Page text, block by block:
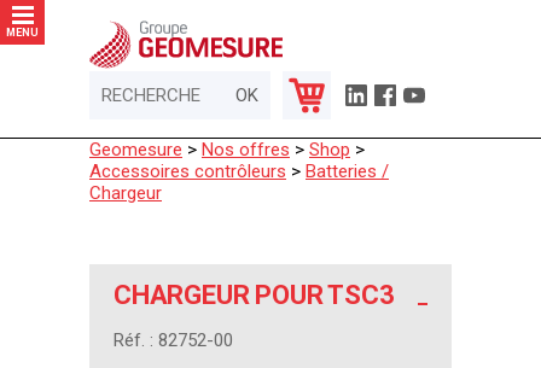
MENU
Geomesure > Nos offres > Shop >
Accessoires contrôleurs > Batteries /
Chargeur
CHARGEUR POUR TSC3
Réf. : 82752-00
Panneau de gestion des cookies